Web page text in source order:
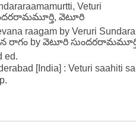
Veturi
వెటూరి
raagam by Veruri
రాగం by వెటూరి
ed.
[India] : Veturi saahiti